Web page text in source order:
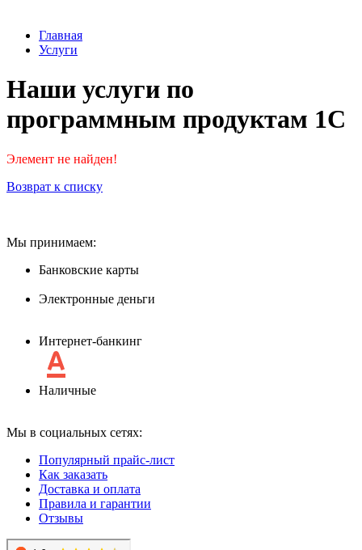
Главная
Услуги
Наши услуги по
программным продуктам 1С
Элемент не найден!
Возврат к списку
Мы принимаем:
Банковские карты
Электронные деньги
Интернет-банкинг
Наличные
Мы в социальных сетях:
Популярный прайс-лист
Как заказать
Доставка и оплата
Правила и гарантии
Отзывы